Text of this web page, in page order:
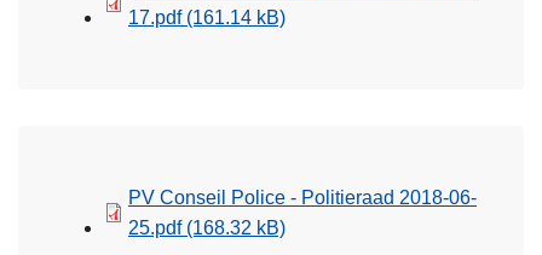
17.pdf (161.14 kB)
PV Conseil Police - Politieraad 2018-06-
25.pdf (168.32 kB)